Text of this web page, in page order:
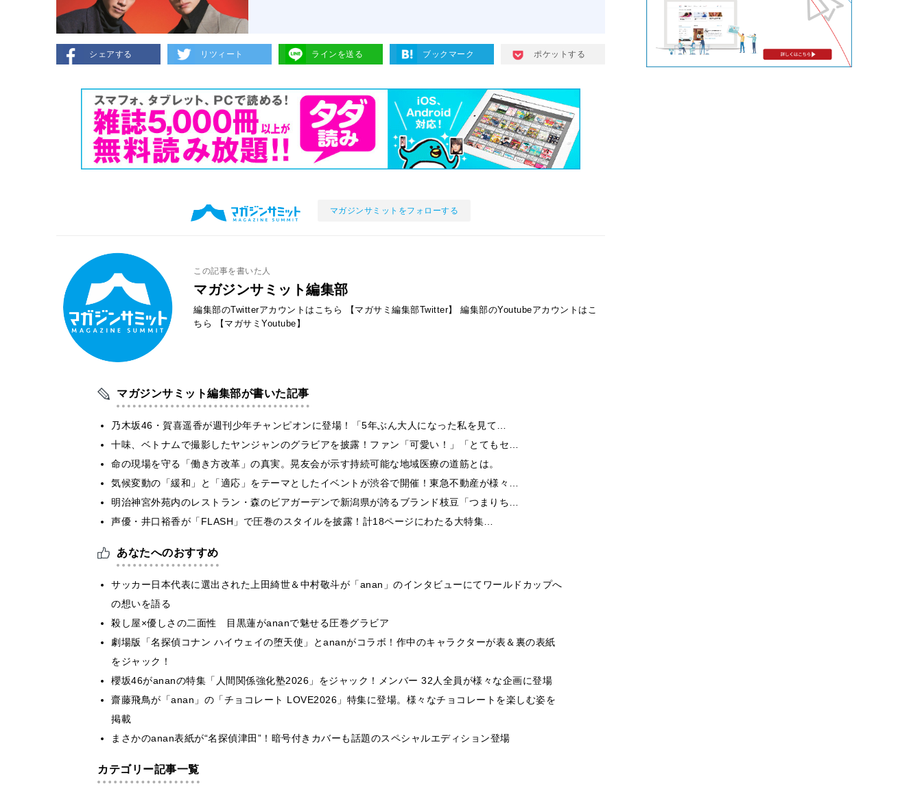
シェアする リツィート ラインを送る ブックマーク ポケットする
マガジンサミットをフォローする
この記事を書いた人
マガジンサミット編集部
編集部のTwitterアカウントはこちら 【マガサミ編集部Twitter】
編集部のYoutubeアカウントはこ
ちら
【マガサミYoutube】
マガジンサミット編集部が書いた記事
乃木坂46・賀喜遥香が週刊少年チャンピオンに登場！「5年ぶん大人になった私を見て…
十味、ベトナムで撮影したヤンジャンのグラビアを披露！ファン「可愛い！」「とてもセ…
​命の現場を守る「働き方改革」の真実。晃友会が示す持続可能な地域医療の道筋とは。
気候変動の「緩和」と「適応」をテーマとしたイベントが渋谷で開催！東急不動産が様々…
明治神宮外苑内のレストラン・森のビアガーデンで新潟県が誇るブランド枝豆「つまりち…
声優・井口裕香が「FLASH」で圧巻のスタイルを披露！計18ページにわたる大特集…
あなたへのおすすめ
サッカー日本代表に選出された上田綺世＆中村敬斗が「anan」のインタビューにてワールドカップへ
の想いを語る
殺し屋×優しさの二面性 目黒蓮がananで魅せる圧巻グラビア
劇場版「名探偵コナン ハイウェイの堕天使」とananがコラボ！作中のキャラクターが表＆裏の表紙
をジャック！
櫻坂46がananの特集「人間関係強化塾2026」をジャック！メンバー 32人全員が様々な企画に登場
齋藤飛鳥が「anan」の「チョコレート LOVE2026」特集に登場。様々なチョコレートを楽しむ姿を
掲載
まさかのanan表紙が“名探偵津田”！暗号付きカバーも話題のスペシャルエディション登場
カテゴリー記事一覧